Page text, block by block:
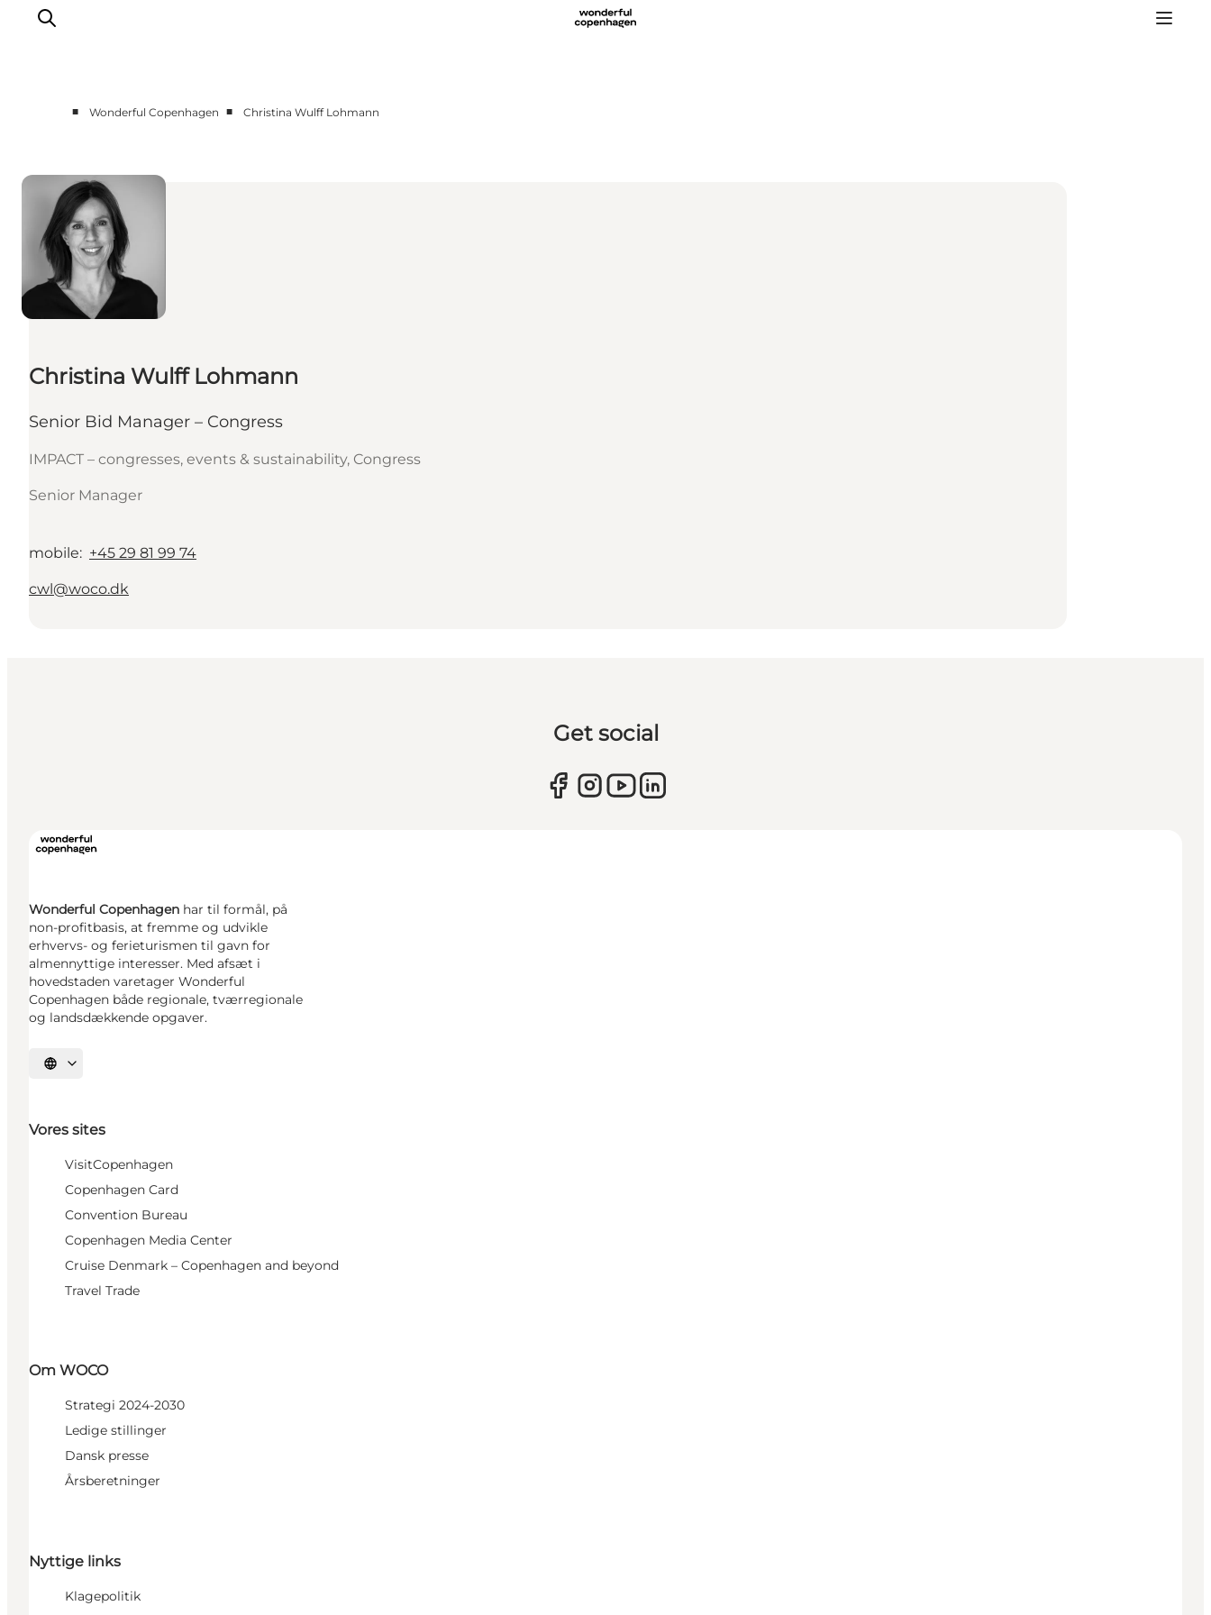
Samarbejd med os
Turismeviden
Om Wonderful Copenhagen
■ Wonderful Copenhagen ■ Christina Wulff Lohmann
Christina Wulff Lohmann
Senior Bid Manager – Congress
IMPACT – congresses, events & sustainability, Congress
Senior Manager
mobile: +45 29 81 99 74
cwl@woco.dk
Get social
Wonderful Copenhagen har til formål, på
non-profitbasis, at fremme og udvikle
erhvervs- og ferieturismen til gavn for
almennyttige interesser. Med afsæt i
hovedstaden varetager Wonderful
Copenhagen både regionale, tværregionale
og landsdækkende opgaver.
Vælg sprog
Vores sites
VisitCopenhagen
Copenhagen Card
Convention Bureau
Copenhagen Media Center
Cruise Denmark – Copenhagen and beyond
Travel Trade
Om WOCO
Strategi 2024-2030
Ledige stillinger
Dansk presse
Årsberetninger
Nyttige links
Klagepolitik